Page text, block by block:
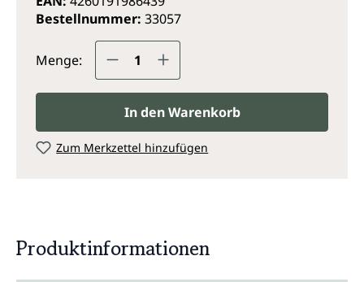
Bestellnummer: 33057
Menge: Produkt Anzahl: Gib den
In den Warenkorb
Zum Merkzettel hinzufügen
Produktinformationen